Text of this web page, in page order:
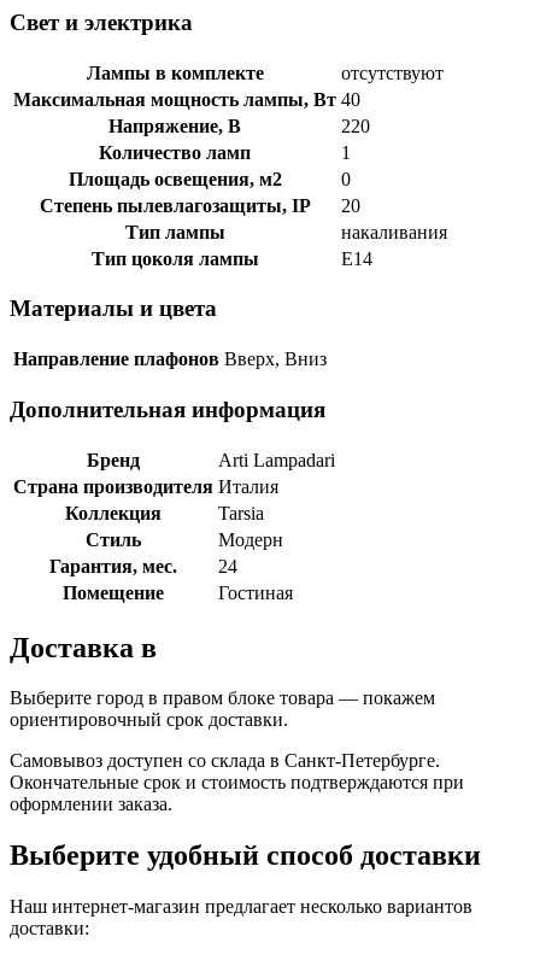
Свет и электрика
Лампы в комплекте
отсутствуют
Максимальная мощность лампы, Вт 40
Напряжение, В
220
Количество ламп
1
Площадь освещения, м2
0
Степень пылевлагозащиты, IP
20
Тип лампы
накаливания
Тип цоколя лампы
E14
Материалы и цвета
Направление плафонов Вверх, Вниз
Дополнительная информация
Бренд
Arti Lampadari
Страна производителя Италия
Коллекция
Tarsia
Стиль
Модерн
Гарантия, мес.
24
Помещение
Гостиная
Доставка в
Выберите город в правом блоке товара — покажем
ориентировочный срок доставки.
Самовывоз доступен со склада в Санкт-Петербурге.
Окончательные срок и стоимость подтверждаются при
оформлении заказа.
Выберите удобный способ доставки
Наш интернет-магазин предлагает несколько вариантов
доставки: